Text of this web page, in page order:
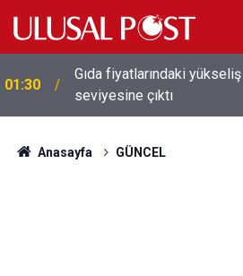
01:26
Galatasaray'dan sekiz kişi
duyurusu
Anasayfa GÜNCEL